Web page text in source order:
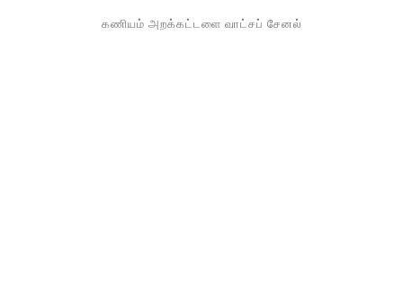
கணியம் அறக்கட்டளை வாட்சப் சேனல்